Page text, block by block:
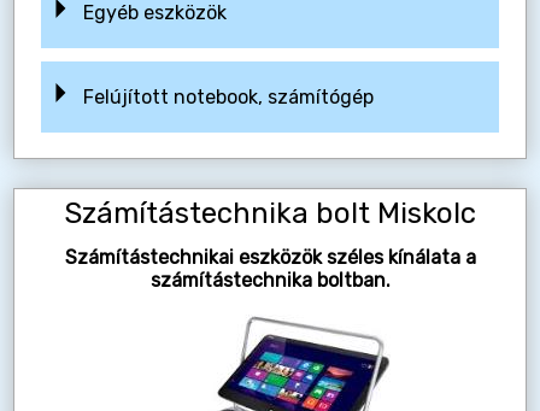
Egyéb eszközök
Felújított notebook, számítógép
Számítástechnika bolt Miskolc
Számítástechnikai eszközök széles kínálata a
számítástechnika boltban.